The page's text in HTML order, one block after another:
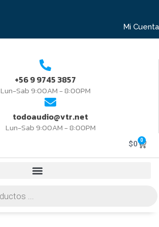
Mi Cuenta
+56 9 9745 3857
Lun-Sab 9:00AM - 8:00PM
todoaudio@vtr.net
Lun-Sab 9:00AM - 8:00PM
$0 0